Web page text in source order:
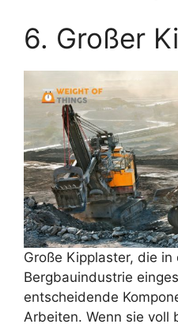
6. Großer
Große Kipplaster, die in
Bergbauindustrie
entscheidende
Arbeiten. Wenn sie voll